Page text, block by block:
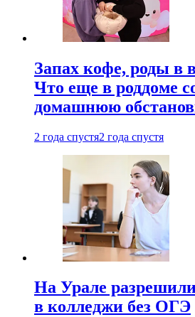
Запах кофе, роды в
Что еще в роддоме
домашнюю
2 года спустя2 года спустя
На Урале
в колледжи без ОГЭ